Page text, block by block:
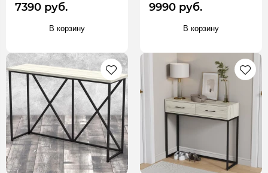
7390 руб.
В корзину
9990 руб.
В корзину